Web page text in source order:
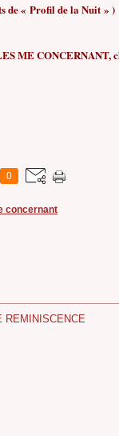
« Profil de la Nuit » )
ME
0
concernant